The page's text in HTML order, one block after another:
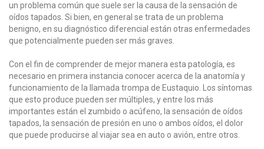
un problema común que suele ser la causa de la sensación de
oídos tapados. Si bien, en general se trata de un problema
benigno, en su diagnóstico diferencial están otras enfermedades
que potencialmente pueden ser más graves.
Con el fin de comprender de mejor manera esta patología, es
necesario en primera instancia conocer acerca de la anatomía y
funcionamiento de la llamada trompa de Eustaquio. Los síntomas
que esto produce pueden ser múltiples, y entre los más
importantes están el zumbido o acúfeno, la sensación de oídos
tapados, la sensación de presión en uno o ambos oídos, el dolor
que puede producirse al viajar sea en auto o avión, entre otros.